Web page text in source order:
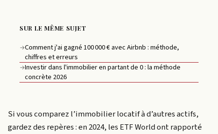
SUR LE MÊME SUJET
→Comment j'ai gagné 100 000 € avec Airbnb : méthode,
chiffres et erreurs
→Investir dans l'immobilier en partant de 0 : la méthode
concrète 2026
Si vous comparez l’immobilier locatif à d’autres actifs,
gardez des repères : en 2024, les ETF World ont rapporté